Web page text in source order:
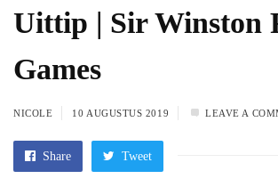
Uittip | Sir Winston
Games
NICOLE 10 AUGUSTUS 2019 LEAVE A
Share Tweet